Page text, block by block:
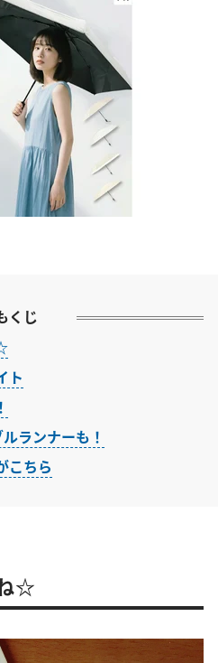
くじ
ト
ランナーも！
こちら
☆